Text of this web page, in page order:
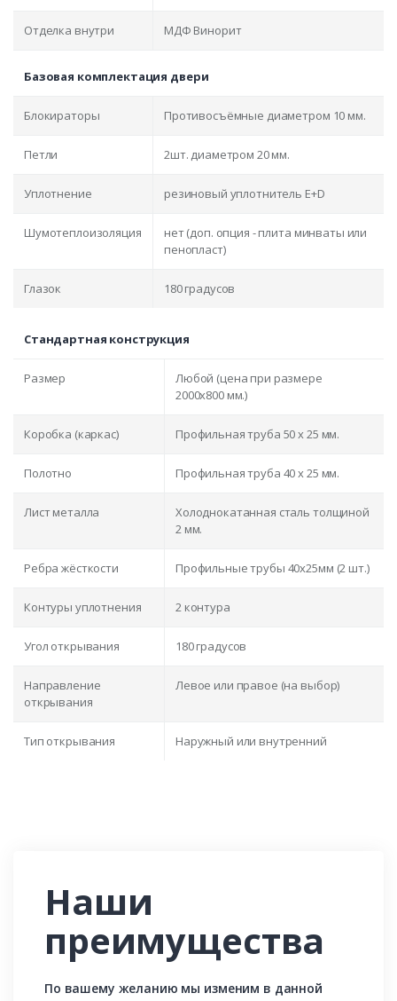
Отделка внутри МДФ Винорит
Базовая комплектация двери
Блокираторы Противосъёмные диаметром 10 мм.
Петли 2шт. диаметром 20 мм.
Уплотнение резиновый уплотнитель E+D
Шумотеплоизоляция
нет (доп. опция - плита минваты или
пенопласт)
Глазок 180 градусов
Стандартная конструкция
Размер
Любой (цена при размере
2000x800 мм.)
Коробка (каркас) Профильная труба 50 х 25 мм.
Полотно Профильная труба 40 х 25 мм.
Лист металла
Холоднокатанная сталь толщиной
2 мм.
Ребра жёсткости Профильные трубы 40х25мм (2 шт.)
Контуры уплотнения 2 контура
Угол открывания 180 градусов
Направление
открывания
Левое или правое (на выбор)
Тип открывания Наружный или внутренний
Наши
преимущества
По вашему желанию мы изменим в данной